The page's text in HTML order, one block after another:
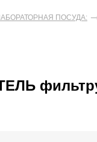
ПОСУДА: